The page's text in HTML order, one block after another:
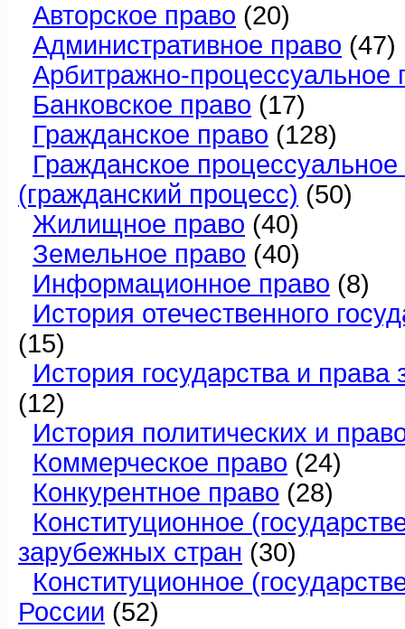
Авторское право (20)
Административное право (47)
Арбитражно-процессуальное
Банковское право (17)
Гражданское право (128)
Гражданское процессуальное
(гражданский процесс) (50)
Жилищное право (40)
Земельное право (40)
Информационное право (8)
История отечественного
(15)
История государства и
(12)
История политических и
Коммерческое право (24)
Конкурентное право (28)
Конституционное
зарубежных стран (30)
Конституционное
России (52)